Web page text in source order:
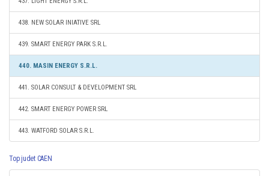
438. NEW SOLAR INIATIVE SRL
439. SMART ENERGY PARK S.R.L.
440. MASIN ENERGY S.R.L.
441. SOLAR CONSULT & DEVELOPMENT SRL
442. SMART ENERGY POWER SRL
443. WATFORD SOLAR S.R.L.
Top judet CAEN